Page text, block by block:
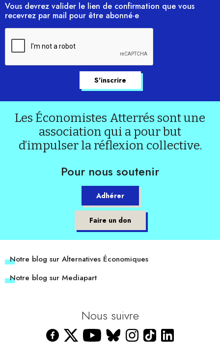
Vous devrez valider le lien de confirmation que vous
recevrez par mail pour être abonné·e
Les Économistes Atterrés sont une
association qui a pour but
d’impulser la réflexion collective.
Pour nous soutenir
Adhérer
Faire un don
Notre blog sur Alternatives Économiques
Notre blog sur Mediapart
Nous suivre